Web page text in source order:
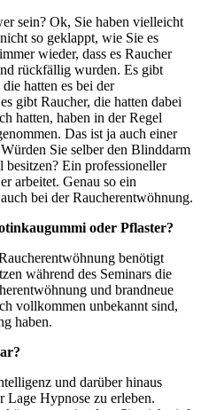
sein? Ok, Sie haben vielleicht
so geklappt, wie Sie es
wieder, dass es Raucher
rückfällig wurden. Es gibt
hatten es bei der
gibt Raucher, die hatten dabei
hatten, haben in der Regel
Das ist ja auch einer
Sie selber den Blinddarm
Ein professioneller
arbeitet. Genau so ein
bei der Raucherentwöhnung.
oder Pflaster?
benötigt
während des Seminars die
und brandneue
vollkommen unbekannt sind,
haben.
und darüber hinaus
Lage Hypnose zu erleben.